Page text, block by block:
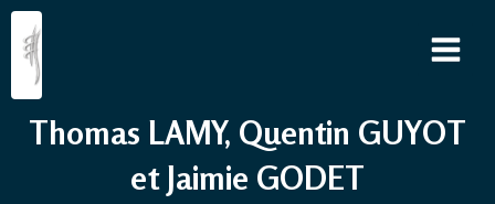
Thomas LAMY, Quentin GUYOT
et Jaimie GODET